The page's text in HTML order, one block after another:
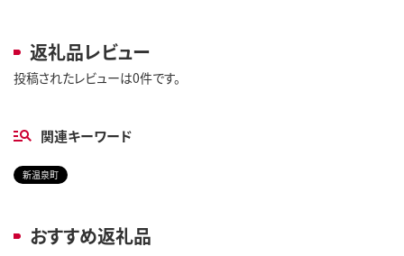
返礼品レビュー
投稿されたレビューは0件です。
関連キーワード
新温泉町
おすすめ返礼品